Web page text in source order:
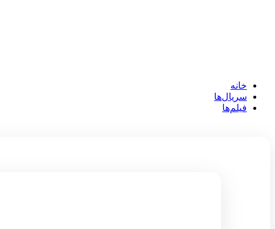
خانه
سریال‌ها
فیلم‌ها